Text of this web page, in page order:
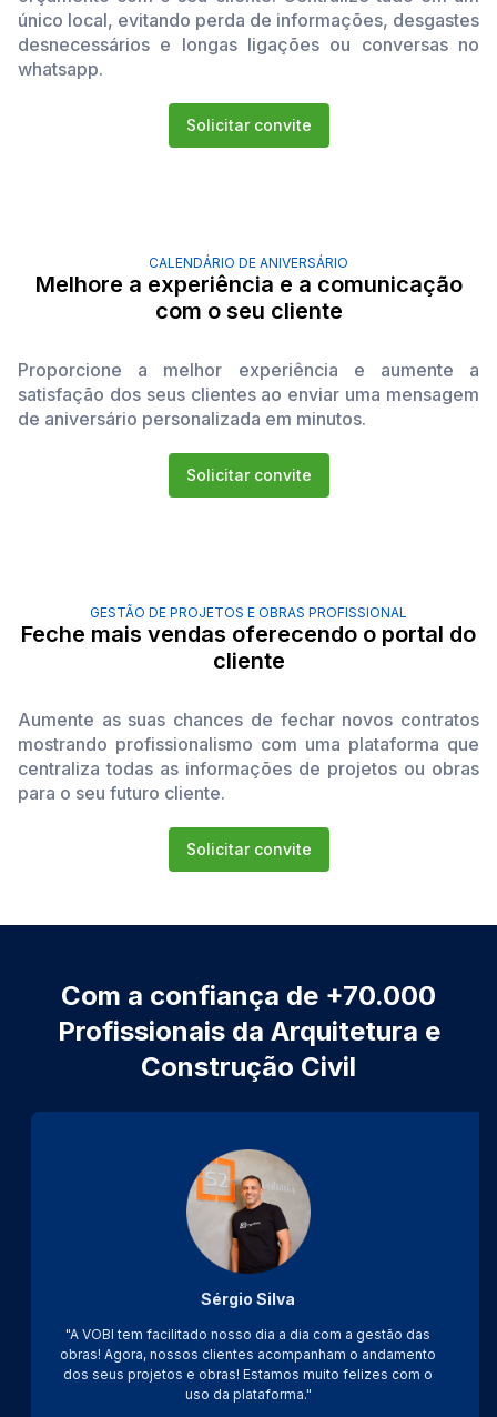
único local, evitando perda de informações, desgastes
desnecessários e longas ligações ou conversas no
whatsapp.
Solicitar convite
CALENDÁRIO DE ANIVERSÁRIO
Melhore a experiência e a comunicação
com o seu cliente
Proporcione a melhor experiência e aumente a
satisfação dos seus clientes ao enviar uma mensagem
de aniversário personalizada em minutos.
Solicitar convite
GESTÃO DE PROJETOS E OBRAS PROFISSIONAL
Feche mais vendas oferecendo o portal do
cliente
Aumente as suas chances de fechar novos contratos
mostrando profissionalismo com uma plataforma que
centraliza todas as informações de projetos ou obras
para o seu futuro cliente.
Solicitar convite
Com a confiança de +70.000
Profissionais da Arquitetura e
Construção Civil
Sérgio Silva
"A VOBI tem facilitado nosso dia a dia com a gestão das
obras! Agora, nossos clientes acompanham o andamento
dos seus projetos e obras! Estamos muito felizes com o
uso da plataforma."